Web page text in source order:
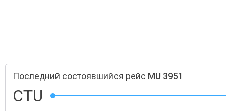
Последний состоявшийся рейс MU 3951
CTU